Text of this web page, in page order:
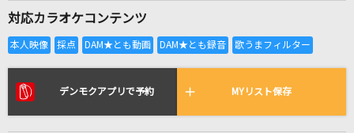
全国りれき
リアルタイムで歌われている曲の一覧
対応カラオケコンテンツ
デンモクアプリで予約 MYリスト保存